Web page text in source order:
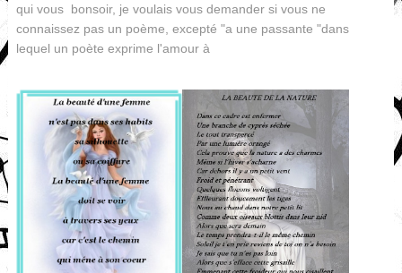
qui vous bonsoir, je voulais vous demander si vous ne
connaissez pas un poème, excepté "a une passante "dans
lequel un poète exprime l'amour à